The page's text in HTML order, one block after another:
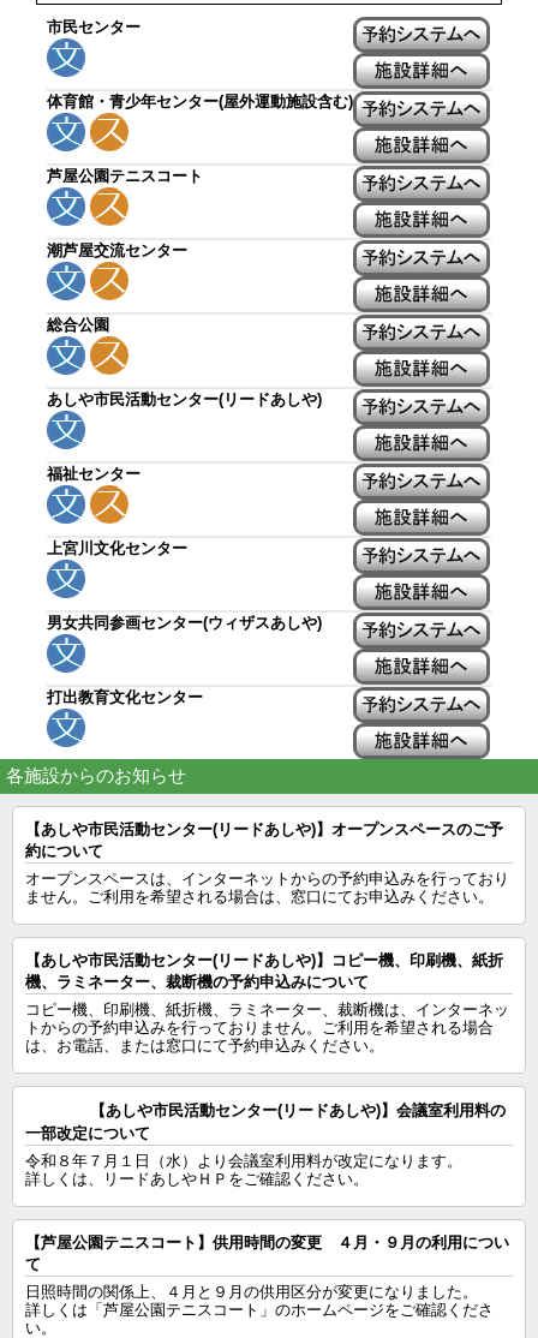
市民センター
体育館・青少年センター(屋外運動施設含む)
芦屋公園テニスコート
潮芦屋交流センター
総合公園
あしや市民活動センター(リードあしや)
福祉センター
上宮川文化センター
男女共同参画センター(ウィザスあしや)
打出教育文化センター
各施設からのお知らせ
【あしや市民活動センター(リードあしや)】オープンスペースのご予
約について
オープンスペースは、インターネットからの予約申込みを行っており
ません。ご利用を希望される場合は、窓口にてお申込みください。
【あしや市民活動センター(リードあしや)】コピー機、印刷機、紙折
機、ラミネーター、裁断機の予約申込みについて
コピー機、印刷機、紙折機、ラミネーター、裁断機は、インターネッ
トからの予約申込みを行っておりません。ご利用を希望される場合
は、お電話、または窓口にて予約申込みください。
【あしや市民活動センター(リードあしや)】会議室利用料の
一部改定について
令和８年７月１日（水）より会議室利用料が改定になります。
詳しくは、リードあしやＨＰをご確認ください。
【芦屋公園テニスコート】供用時間の変更 ４月・９月の利用につい
て
日照時間の関係上、４月と９月の供用区分が変更になりました。
詳しくは「芦屋公園テニスコート」のホームページをご確認くださ
い。